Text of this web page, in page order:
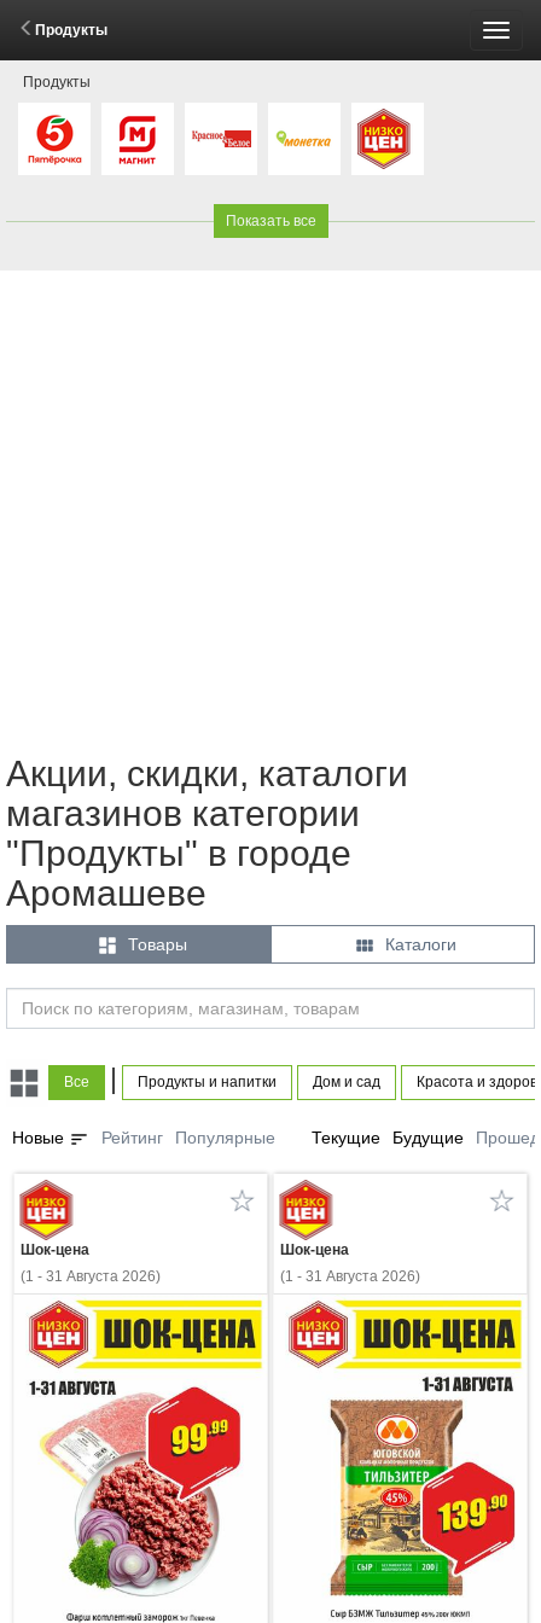
Продукты
Продукты
Показать все
Акции, скидки, каталоги
магазинов категории
"Продукты" в городе
Аромашеве
 Товары  Каталоги
Все Продукты и напитки Дом и сад Красота и
Новые sort Рейтинг Популярные Текущие Будущие
Шок-цена
(1 - 31 Августа 2026)
Шок-цена
(1 - 31 Августа 2026)